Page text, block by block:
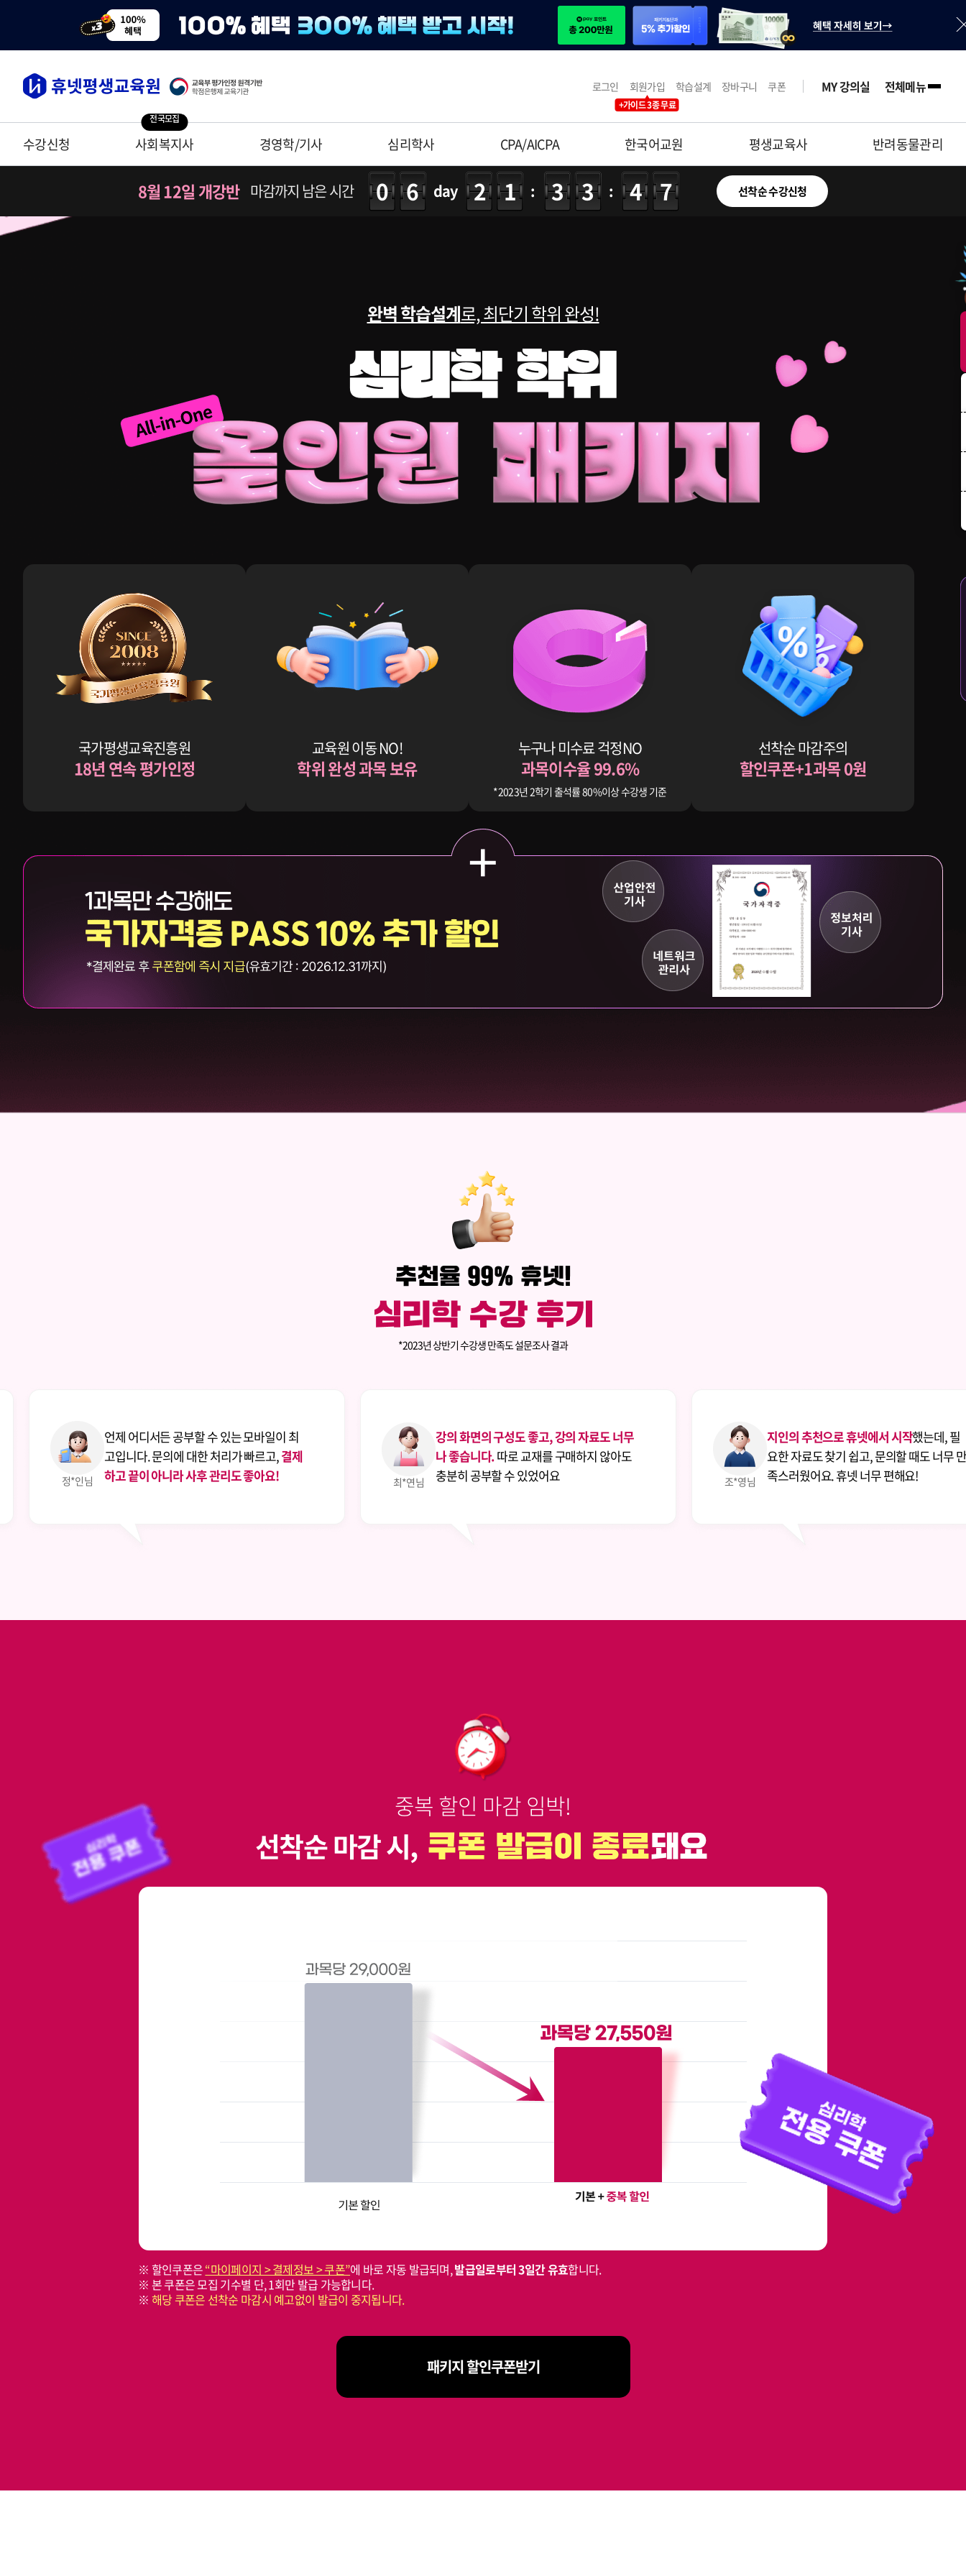
로그인 회원가입
+가이드 3종 무료
학습설계 장바구니 쿠폰 MY 강의실 전체메뉴
수강신청
전국모집
사회복지사 경영학/기사 심리학사 CPA/AICPA 한국어교원 평생교육사 반려동물관리
8월 12일 개강반 마감까지 남은 시간 06day 21: 33: 46 선착순 수강신청
완벽 학습설계로, 최단기 학위 완성!
국가평생교육진흥원
18년 연속 평가인정
교육원 이동 NO!
학위 완성 과목 보유
누구나 미수료 걱정NO
과목이수율 99.6%
*2023년 2학기 출석률 80%이상 수강생 기준
선착순 마감주의
할인쿠폰+1과목 0원
*2023년 상반기 수강생 만족도 설문조사 결과
는 모바일이 최
가 빠르고,결제
최*연님
강의 화면의 구성도 좋고, 강의 자료도 너무
나 좋습니다.따로 교재를 구매하지 않아도
충분히 공부할 수 있었어요
조*영님
지인의 추천으로 휴넷에서 시작
했는데, 필
요한 자료도 찾기 쉽고, 문의할 때도 너무 만
족스러웠어요. 휴넷 너무 편해요!
김*연님
교육대학원 진학
필요했습니다.휴
고 좋아서 수강하
중복 할인 마감 임박!
※ 할인쿠폰은“마이페이지 > 결제정보 > 쿠폰”에 바로 자동 발급되며,발급일로부터 3일간 유효합니다.
※ 본 쿠폰은 모집 기수별 단, 1회만 발급 가능합니다.
※ 해당 쿠폰은 선착순 마감시 예고없이 발급이 중지됩니다.
패키지 할인쿠폰받기